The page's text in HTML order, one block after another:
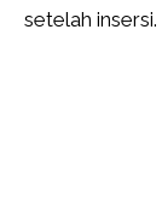
setelah insersi.